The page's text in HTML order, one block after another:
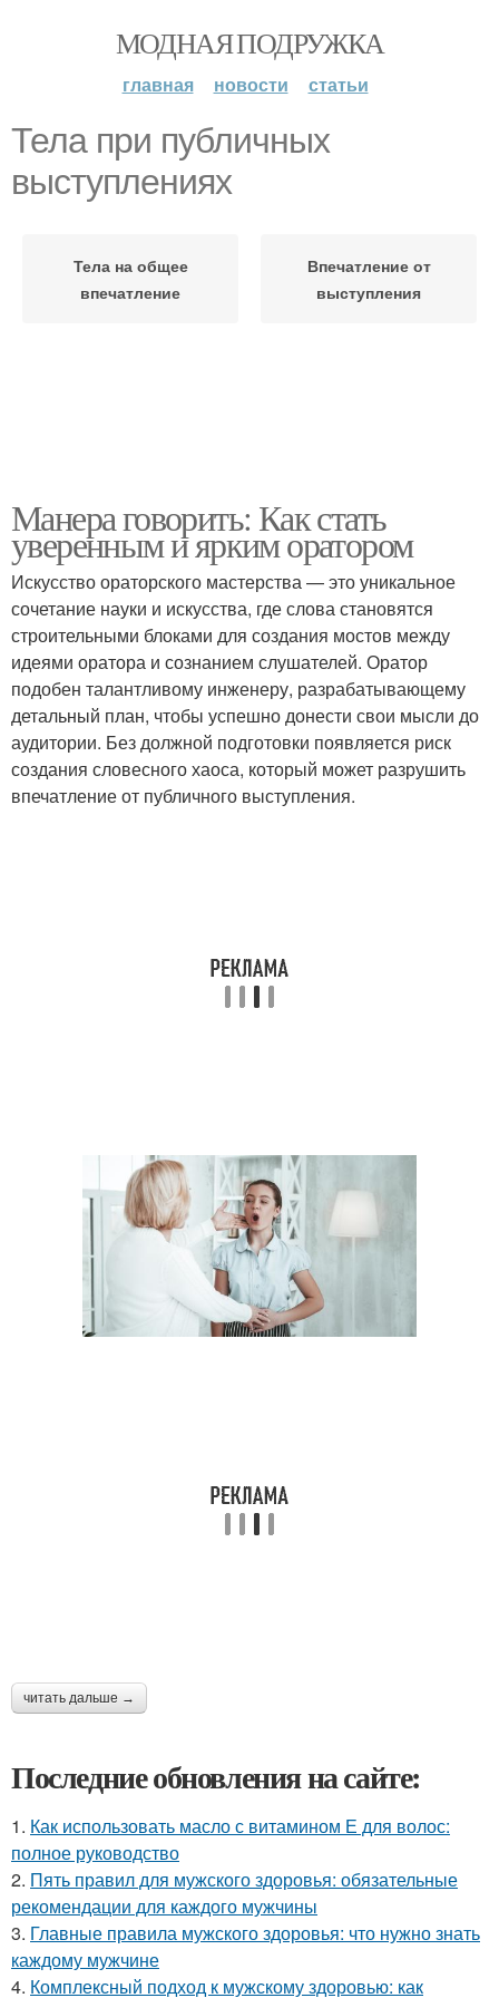
МОДНАЯ ПОДРУЖКА
главная новости статьи
Тела при публичных
выступлениях
Тела на общее
впечатление
Впечатление от
выступления
Манера говорить: Как стать
уверенным и ярким оратором
Искусство ораторского мастерства — это уникальное
сочетание науки и искусства, где слова становятся
строительными блоками для создания мостов между
идеями оратора и сознанием слушателей. Оратор
подобен талантливому инженеру, разрабатывающему
детальный план, чтобы успешно донести свои мысли до
аудитории. Без должной подготовки появляется риск
создания словесного хаоса, который может разрушить
впечатление от публичного выступления.
читать дальше →
Последние обновления на сайте:
1. Как использовать масло с витамином Е для волос:
полное руководство
2. Пять правил для мужского здоровья: обязательные
рекомендации для каждого мужчины
3. Главные правила мужского здоровья: что нужно знать
каждому мужчине
4. Комплексный подход к мужскому здоровью: как